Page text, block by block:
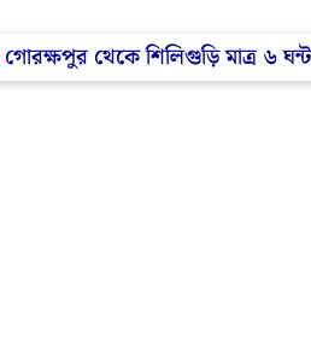
গোরক্ষপুর থেকে শিলিগুড়ি মাত্র ৬